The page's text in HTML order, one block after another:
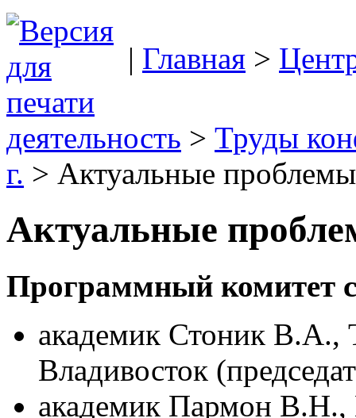
| Главная >
деятельность > Труды
г. > Актуальные
Актуальные
Программный комитет
академик Стоник
Владивосток
академик Пармон